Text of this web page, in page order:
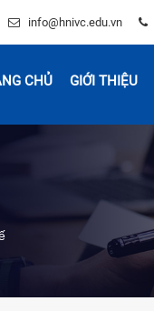
info@hnivc.edu.vn
CHỦ GIỚI THIỆU